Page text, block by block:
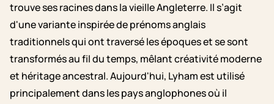
trouve ses racines dans la vieille Angleterre. Il s’agit
d'une variante inspirée de prénoms anglais
traditionnels qui ont traversé les époques et se sont
transformés au fil du temps, mêlant créativité moderne
et héritage ancestral. Aujourd'hui, Lyham est utilisé
principalement dans les pays anglophones où il